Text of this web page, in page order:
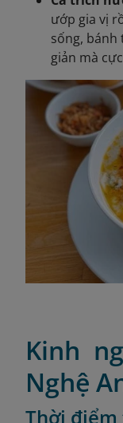
ướp gia vị
sống, bánh
giản mà
Kinh
Nghệ
Thời